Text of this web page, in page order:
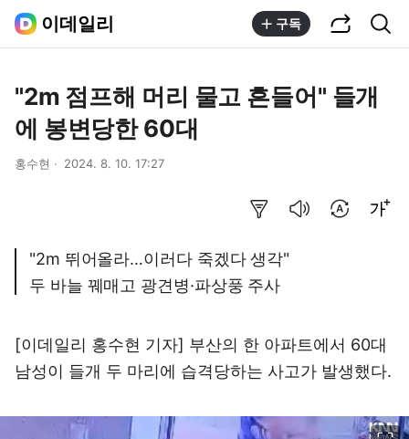
이데일리 구독
"2m 점프해 머리 물고 흔들어" 들개
에 봉변당한 60대
홍수현 2024. 8. 10. 17:27
"2m 뛰어올라…이러다 죽겠다 생각"
두 바늘 꿰매고 광견병·파상풍 주사
[이데일리 홍수현 기자] 부산의 한 아파트에서 60대
남성이 들개 두 마리에 습격당하는 사고가 발생했다.